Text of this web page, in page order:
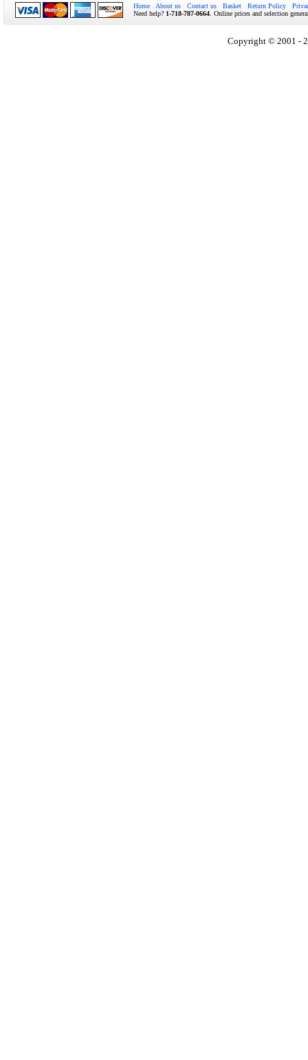
Home About us Contact us Basket Return Policy
Need help? 1-718-787-0664 . Online prices and selection
Copyright © 2001 -